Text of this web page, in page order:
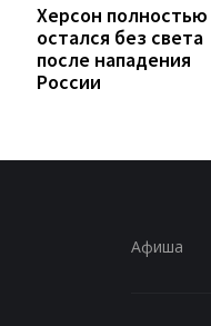
Херсон полностью
остался без света
после нападения
России
Афиша